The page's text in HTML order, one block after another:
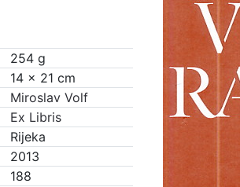
254 g
14 × 21 cm
Miroslav Volf
Ex Libris
Rijeka
2013
188